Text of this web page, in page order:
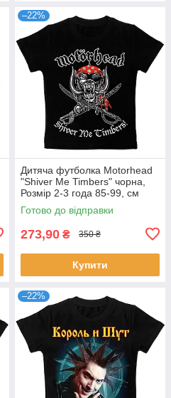
–22%
Дитяча футболка Motorhead
"Shiver Me Timbers" чорна,
Розмір 2-3 года 85-99, см
Готово до відправки
273,90 ₴ 350 ₴
Купити
–22%